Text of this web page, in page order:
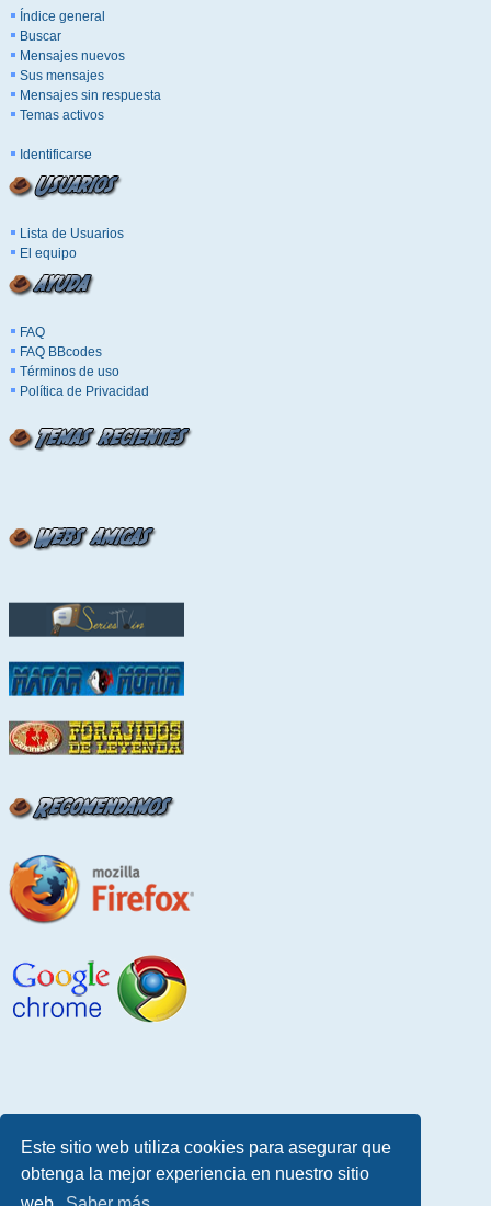
Este sitio web utiliza cookies para asegurar que
obtenga la mejor experiencia en nuestro sitio
Índice general
Buscar
Mensajes nuevos
Sus mensajes
Mensajes sin respuesta
Temas activos
Identificarse
Lista de Usuarios
El equipo
FAQ
FAQ BBcodes
Términos de uso
Política de Privacidad